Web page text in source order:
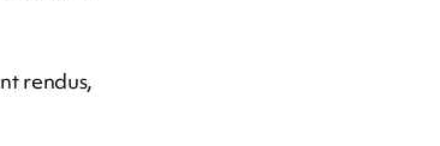
rendus,